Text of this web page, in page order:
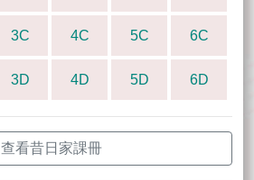
3C 4C 5C 6C
3D 4D 5D 6D
查看昔日家課冊